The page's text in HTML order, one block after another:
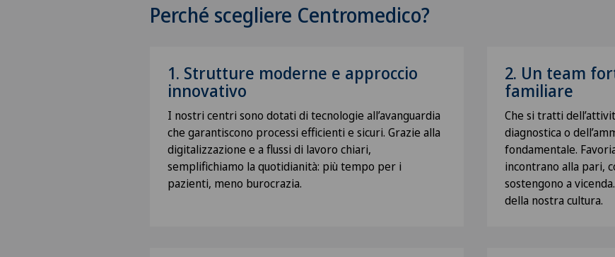
Perché scegliere Centromedico?
1. Strutture moderne e approccio
innovativo
I nostri centri sono dotati di tecnologie all’avanguardia
che garantiscono processi efficienti e sicuri. Grazie alla
digitalizzazione e a flussi di lavoro chiari,
semplifichiamo la quotidianità: più tempo per i
pazienti, meno burocrazia.
2. Un team
familiare
Che si tratti
diagnostica o
fondamentale.
incontrano alla pari,
sostengono a
della nostra cultura.